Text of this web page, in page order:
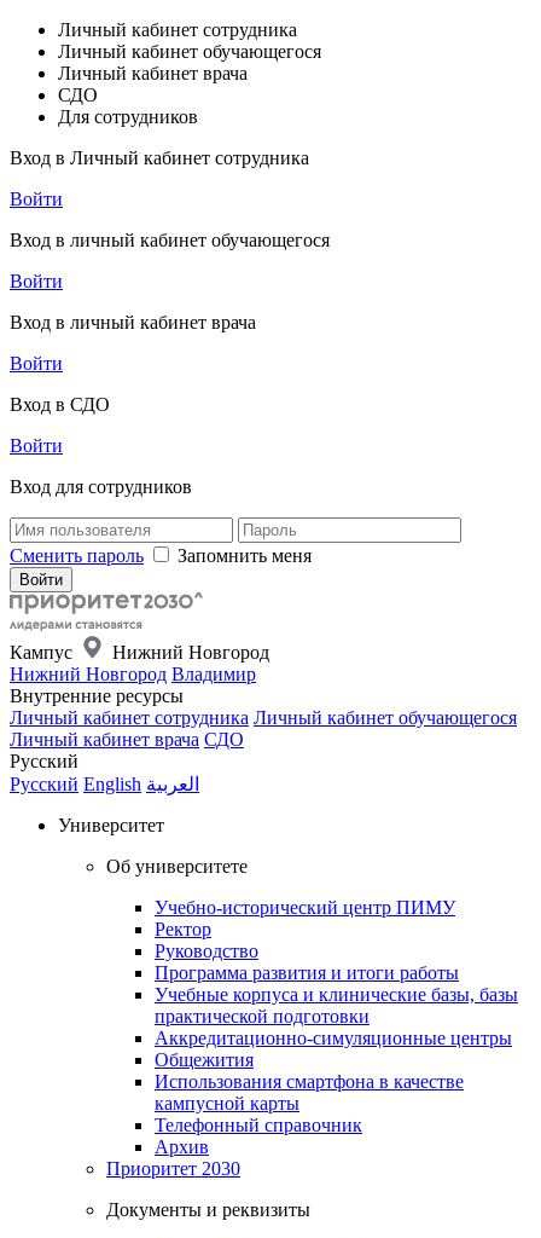
Личный кабинет сотрудника
Личный кабинет обучающегося
Личный кабинет врача
СДО
Для сотрудников
Вход в Личный кабинет сотрудника
Войти
Вход в личный кабинет обучающегося
Войти
Вход в личный кабинет врача
Войти
Вход в СДО
Войти
Вход для сотрудников
Сменить пароль Запомнить меня
Кампус
Нижний Новгород
Нижний Новгород Владимир
Внутренние ресурсы
Личный кабинет сотрудника Личный кабинет обучающегося
Личный кабинет врача СДО
Русский
Русский English العربية
Университет
Об университете
Учебно-исторический центр ПИМУ
Ректор
Руководство
Программа развития и итоги работы
Учебные корпуса и клинические базы, базы
практической подготовки
Аккредитационно-симуляционные центры
Общежития
Использования смартфона в качестве
кампусной карты
Телефонный справочник
Архив
Приоритет 2030
Документы и реквизиты